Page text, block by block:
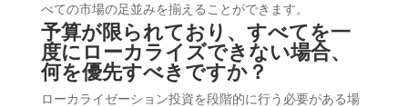
べての市場の足並みを揃えることができます。
予算が限られており、すべてを一
度にローカライズできない場合、
何を優先すべきですか？
ローカライゼーション投資を段階的に行う必要がある場